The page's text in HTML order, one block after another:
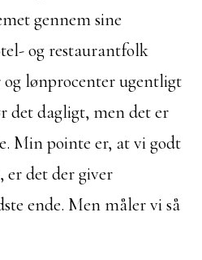
gennem sine
og restaurantfolk
lønprocenter ugentligt
det dagligt, men det er
Min pointe er, at vi godt
er det der giver
ende. Men måler vi så